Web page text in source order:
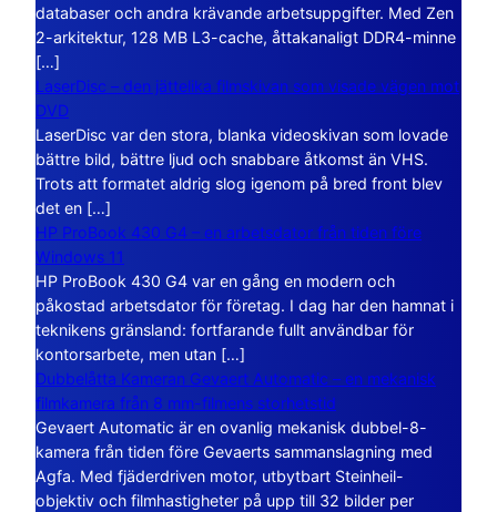
databaser och andra krävande arbetsuppgifter. Med Zen
2-arkitektur, 128 MB L3-cache, åttakanaligt DDR4-minne
[…]
LaserDisc – den jättelika filmskivan som visade vägen mot
DVD
LaserDisc var den stora, blanka videoskivan som lovade
bättre bild, bättre ljud och snabbare åtkomst än VHS.
Trots att formatet aldrig slog igenom på bred front blev
det en […]
HP ProBook 430 G4 – en arbetsdator från tiden före
Windows 11
HP ProBook 430 G4 var en gång en modern och
påkostad arbetsdator för företag. I dag har den hamnat i
teknikens gränsland: fortfarande fullt användbar för
kontorsarbete, men utan […]
Dubbelåtta Kameran Gevaert Automatic – en mekanisk
filmkamera från 8 mm-filmens storhetstid
Gevaert Automatic är en ovanlig mekanisk dubbel-8-
kamera från tiden före Gevaerts sammanslagning med
Agfa. Med fjäderdriven motor, utbytbart Steinheil-
objektiv och filmhastigheter på upp till 32 bilder per